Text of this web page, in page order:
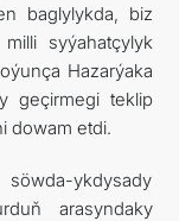
baglylykda, biz
syýahatçylyk
Hazarýaka
geçirmegi teklip
dowam etdi.
ykdysady
arasyndaky